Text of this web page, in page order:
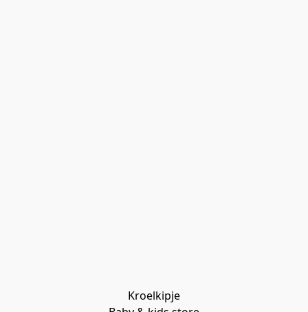
Kroelkipje